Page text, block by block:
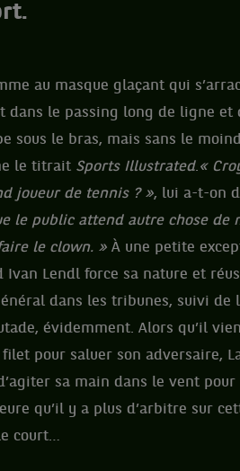
au masque glaçant qui
dans le passing long de ligne et
sous le bras, mais sans le
le titrait Sports Illustrated.«
joueur de tennis ? », lui a-t-on
le public attend autre chose de
le clown. » À une petite
Ivan Lendl force sa nature et
dans les tribunes, suivi de
évidemment. Alors qu’il
filet pour saluer son adversaire,
sa main dans le vent
qu’il y a plus d’arbitre sur
court…